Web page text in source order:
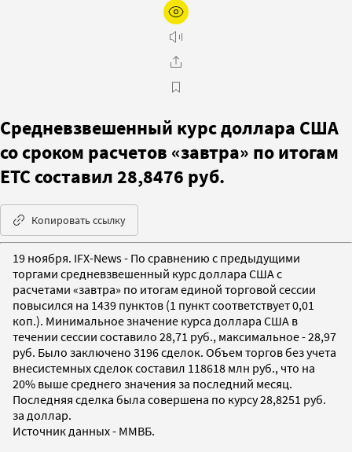
Средневзвешенный курс доллара США
со сроком расчетов «завтра» по итогам
ЕТС составил 28,8476 руб.
Копировать ссылку
19 ноября. IFX-News - По сравнению с предыдущими
торгами средневзвешенный курс доллара США с
расчетами «завтра» по итогам единой торговой сессии
повысился на 1439 пунктов (1 пункт соответствует 0,01
коп.). Минимальное значение курса доллара США в
течении сессии составило 28,71 руб., максимальное - 28,97
руб. Было заключено 3196 сделок. Объем торгов без учета
внесистемных сделок составил 118618 млн руб., что на
20% выше среднего значения за последний месяц.
Последняя сделка была совершена по курсу 28,8251 руб.
за доллар.
Источник данных - ММВБ.